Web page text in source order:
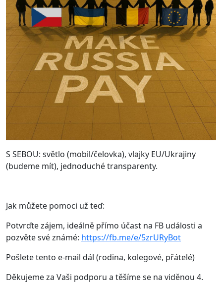
S SEBOU: světlo (mobil/čelovka), vlajky EU/Ukrajiny
(budeme mít), jednoduché transparenty.
Jak můžete pomoci už teď:
Potvrďte zájem, ideálně přímo účast na FB události a
pozvěte své známé: https://fb.me/e/5zrURyBot
Pošlete tento e-mail dál (rodina, kolegové, přátelé)
Děkujeme za Vaši podporu a těšíme se na viděnou 4.